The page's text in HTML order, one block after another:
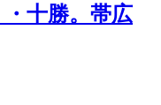
十勝。帯広